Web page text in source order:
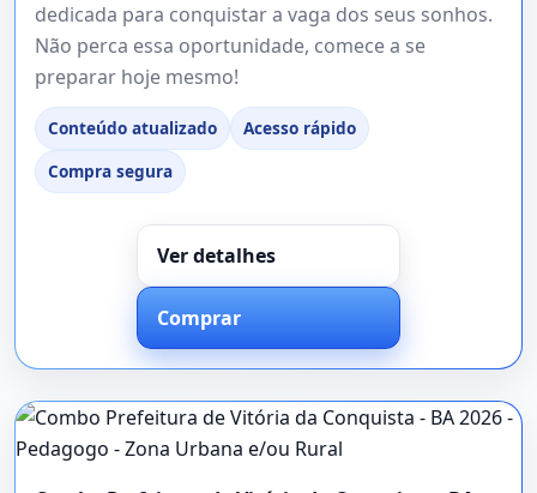
dedicada para conquistar a vaga dos seus sonhos.
Não perca essa oportunidade, comece a se
preparar hoje mesmo!
Conteúdo atualizado
Acesso rápido
Compra segura
Ver detalhes
Comprar